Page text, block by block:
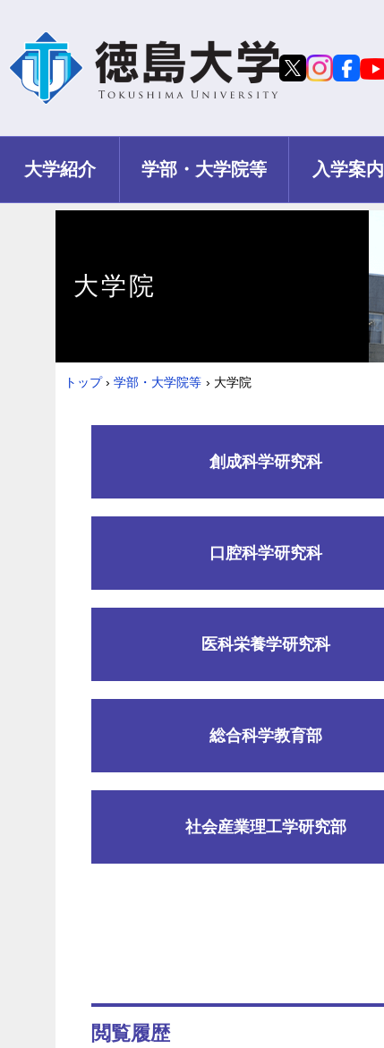
大学紹介 学部・大学院等 入学案内
大学院
トップ › 学部・大学院等 › 大学院
創成科学研究科
口腔科学研究科
医科栄養学研究科
総合科学教育部
社会産業理工学研究部
閲覧履歴